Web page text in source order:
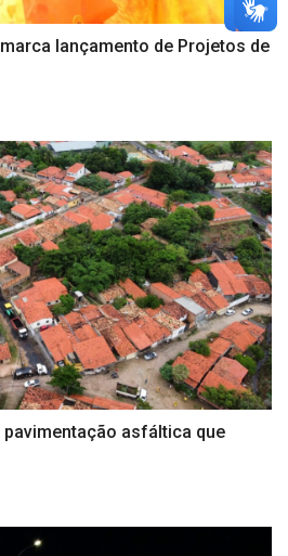
lançamento de Projetos de
asfáltica que